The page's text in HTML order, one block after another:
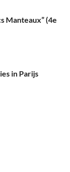
Manteaux” (4e
in Parijs